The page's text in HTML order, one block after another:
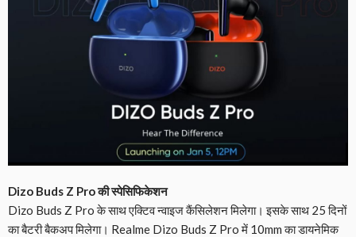
Dizo Buds Z Pro की स्पेसिफिकेशन
Dizo Buds Z Pro के साथ एक्टिव न्वाइज कैंसिलेशन मिलेगा। इसके साथ 25 दिनों
का बैटरी बैकअप मिलेगा। Realme Dizo Buds Z Pro में 10mm का डायनेमिक